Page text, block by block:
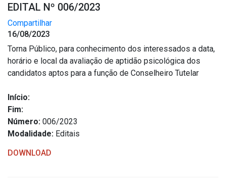
EDITAL Nº 006/2023
Compartilhar
16/08/2023
Torna Público, para conhecimento dos interessados a data,
horário e local da avaliação de aptidão psicológica dos
candidatos aptos para a função de Conselheiro Tutelar
Início:
Fim:
Número: 006/2023
Modalidade: Editais
DOWNLOAD